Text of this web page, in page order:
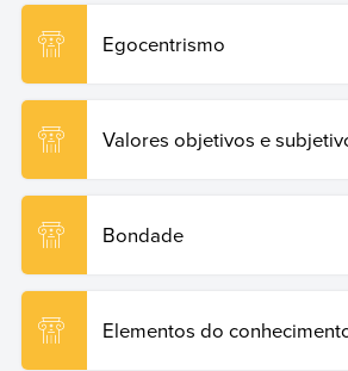
Egocentrismo
Valores objetivos e
Bondade
Elementos do